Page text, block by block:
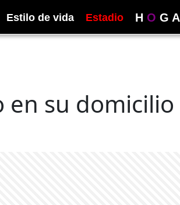
Estilo de vida Estadio H O G A
en su domicilio